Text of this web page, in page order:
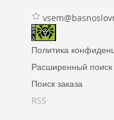
Политика
Расширенный поиск
Поиск заказа
RSS